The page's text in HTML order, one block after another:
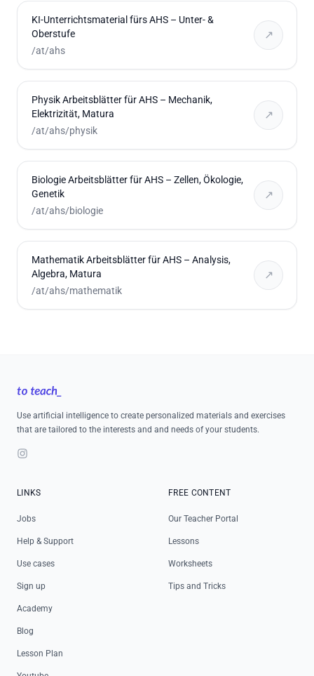
KI-Unterrichtsmaterial fürs AHS – Unter- &
Oberstufe
/at/ahs
↗
Physik Arbeitsblätter für AHS – Mechanik,
Elektrizität, Matura
/at/ahs/physik
↗
Biologie Arbeitsblätter für AHS – Zellen, Ökologie,
Genetik
/at/ahs/biologie
↗
Mathematik Arbeitsblätter für AHS – Analysis,
Algebra, Matura
/at/ahs/mathematik
↗
Use artificial intelligence to create personalized materials and exercises
that are tailored to the interests and and needs of your students.
Instagram
LINKS
Jobs
Help & Support
Use cases
Sign up
Academy
Blog
Lesson Plan
FREE CONTENT
Our Teacher Portal
Lessons
Worksheets
Tips and Tricks